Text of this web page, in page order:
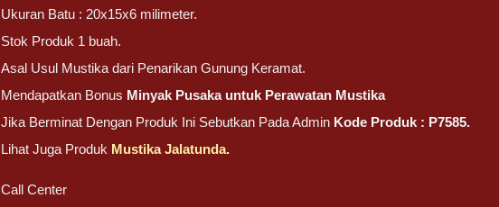
Ukuran Batu : 20x15x6 milimeter.
Stok Produk 1 buah.
Asal Usul Mustika dari Penarikan Gunung Keramat.
Mendapatkan Bonus Minyak Pusaka untuk Perawatan Mustika
Jika Berminat Dengan Produk Ini Sebutkan Pada Admin Kode Produk : P7585.
Lihat Juga Produk Mustika Jalatunda.
Call Center